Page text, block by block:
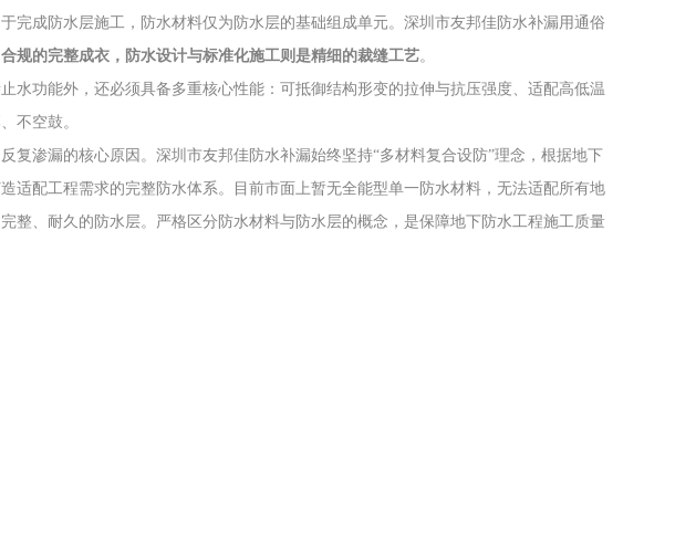
成防水层施工，防水材料仅为防水层的基础组成单元。深圳市友邦佳防水补漏用通俗
规的完整成衣，防水设计与标准化施工则是精细的裁缝工艺。
功能外，还必须具备多重核心性能：可抵御结构形变的拉伸与抗压强度、适配高低温
不空鼓。
渗漏的核心原因。深圳市友邦佳防水补漏始终坚持“多材料复合设防”理念，根据地下
配工程需求的完整防水体系。目前市面上暂无全能型单一防水材料，无法适配所有地
、耐久的防水层。严格区分防水材料与防水层的概念，是保障地下防水工程施工质量